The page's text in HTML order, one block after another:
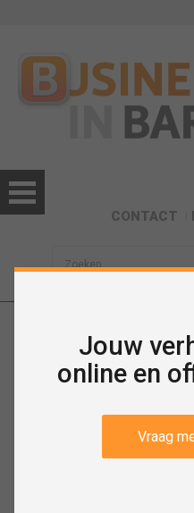
CONTACT
sisea.search
Agenda
Jouw
online en
Vraag